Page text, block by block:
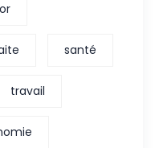
santé
travail